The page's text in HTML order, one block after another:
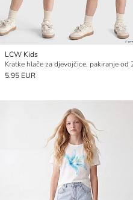
LCW Kids
5.95 EUR